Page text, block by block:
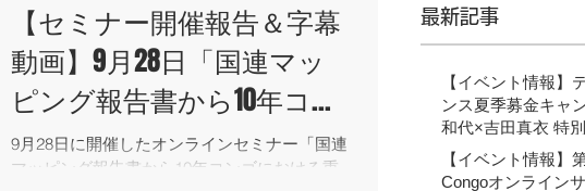
【セミナー開催報告＆字幕
動画】9月28日「国連マッ
ピング報告書から10年コン
ゴにおける重大な人権侵害
の終焉を目指す」
9月28日に開催したオンラインセミナー「国連
マッピング報告書から10年コンゴにおける重
最新記事
【イベント情報】
ンス夏季募金キャ
和代×吉田真衣 特
談のご案内（8月3
【イベント情報】
Congoオンライン